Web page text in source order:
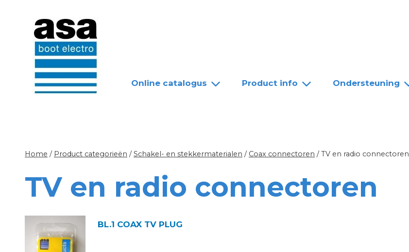
Online catalogus Product info Ondersteuning
Home / Product categorieën / Schakel- en stekkermaterialen / Coax connectoren / TV en radio connectoren
TV en radio connectoren
BL.1 COAX TV PLUG